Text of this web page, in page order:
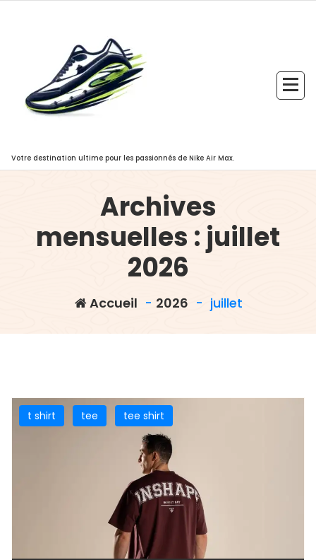
Votre destination ultime pour les passionnés de Nike Air Max.
Archives
mensuelles : juillet
2026
Accueil - 2026 - juillet
t shirt tee tee shirt